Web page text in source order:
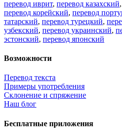
Поделиться переводом
×
идет загрузка...